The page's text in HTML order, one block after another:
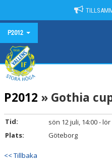
P2012
HEM
NYHETER
KALENDER
MATCHER
TRUPPEN
P2012 » Gothia
Tid:
sön 12 juli, 14:00 -
Plats:
Göteborg
<< Tillbaka